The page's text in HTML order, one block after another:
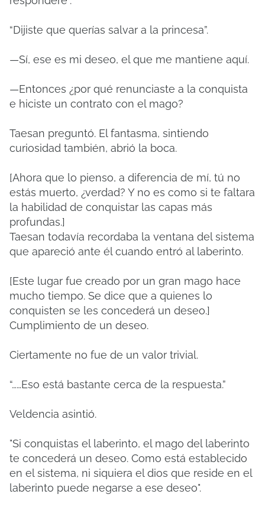
“Dijiste que querías salvar a la princesa”.
—Sí, ese es mi deseo, el que me mantiene aquí.
—Entonces ¿por qué renunciaste a la conquista
e hiciste un contrato con el mago?
Taesan preguntó. El fantasma, sintiendo
curiosidad también, abrió la boca.
[Ahora que lo pienso, a diferencia de mí, tú no
estás muerto, ¿verdad? Y no es como si te faltara
la habilidad de conquistar las capas más
profundas.]
Taesan todavía recordaba la ventana del sistema
que apareció ante él cuando entró al laberinto.
[Este lugar fue creado por un gran mago hace
mucho tiempo. Se dice que a quienes lo
conquisten se les concederá un deseo.]
Cumplimiento de un deseo.
Ciertamente no fue de un valor trivial.
“……Eso está bastante cerca de la respuesta.”
Veldencia asintió.
"Si conquistas el laberinto, el mago del laberinto
te concederá un deseo. Como está establecido
en el sistema, ni siquiera el dios que reside en el
laberinto puede negarse a ese deseo".